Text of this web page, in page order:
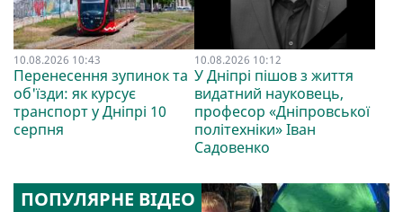
10.08.2026 10:43
Перенесення зупинок та
об'їзди: як курсує
транспорт у Дніпрі 10
серпня
10.08.2026 10:12
У Дніпрі пішов з життя
видатний науковець,
професор «Дніпровської
політехніки» Іван
Садовенко
ПОПУЛЯРНЕ ВІДЕО